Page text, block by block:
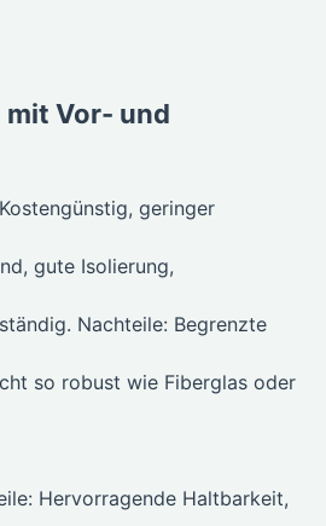
Vor- und
geringer
gute Isolierung,
Nachteile: Begrenzte
so robust wie Fiberglas oder
Hervorragende Haltbarkeit,